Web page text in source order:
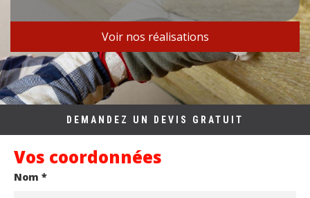
Voir nos réalisations
DEMANDEZ UN DEVIS GRATUIT
Vos coordonnées
Nom *